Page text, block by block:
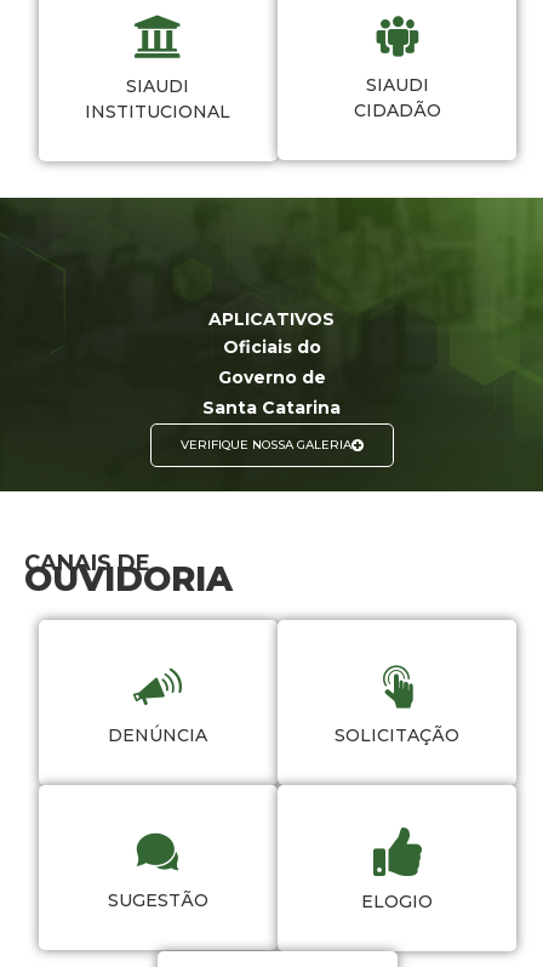
SIAUDI
INSTITUCIONAL
SIAUDI
CIDADÃO
APLICATIVOS
Oficiais do
Governo de
Santa Catarina
VERIFIQUE NOSSA GALERIA
CANAIS DE
OUVIDORIA
DENÚNCIA SOLICITAÇÃO
SUGESTÃO ELOGIO